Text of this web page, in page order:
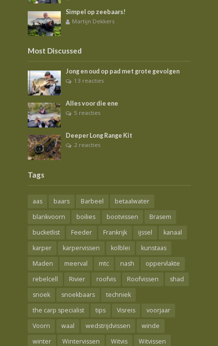
Simpel op zeebaars!
Martijn Dekkers
Most Discussed
Jong en oud op pad met grote gevolgen
13 reacties
Alles voor die ene
5 reacties
Deeper Long Range Kit
2 reacties
Tags
aas baars Barbeel
betaalwater
blankvoorn
boilies bootvissen
Brasem
bucketlist
Feeder Frankrijk ijssel
kanaal
karper
karpervissen kolblei
kunstaas
Maden
meerval mtc nash
oppervlakte
rebelcell
Rivier roofvis Roofvissen
shad
snoek
snoekbaars
techniek
the carp specialist
tips Visreis
voorjaar
Voorn
waal wedstrijdvissen
winde
winter
Wintervissen Witvis Witvissen